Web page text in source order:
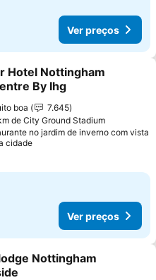
Ver preços
aos favoritos
Hotel Nottingham
By Ihg
boa
7.645
de City Ground Stadium
no jardim de inverno com vista
cidade
Ver preços
aos favoritos
Nottingham